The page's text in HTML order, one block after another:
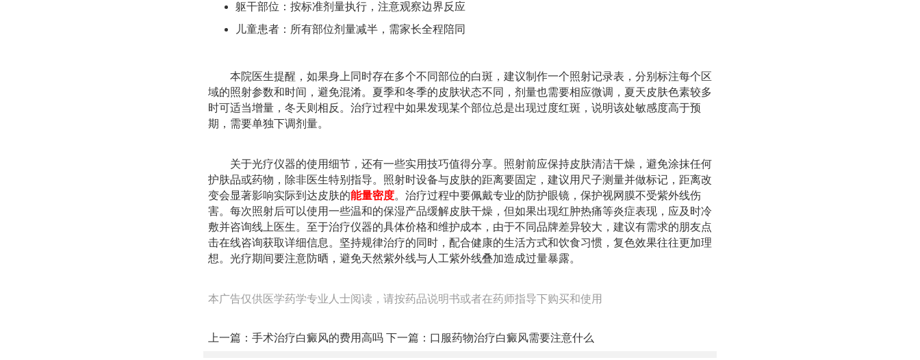
躯干部位：按标准剂量执行，注意观察边界反应
儿童患者：所有部位剂量减半，需家长全程陪同
本院医生提醒，如果身上同时存在多个不同部位的白斑，建议制作一个照射记录表，分别标注每个区
域的照射参数和时间，避免混淆。夏季和冬季的皮肤状态不同，剂量也需要相应微调，夏天皮肤色素较多
时可适当增量，冬天则相反。治疗过程中如果发现某个部位总是出现过度红斑，说明该处敏感度高于预
期，需要单独下调剂量。
关于光疗仪器的使用细节，还有一些实用技巧值得分享。照射前应保持皮肤清洁干燥，避免涂抹任何
护肤品或药物，除非医生特别指导。照射时设备与皮肤的距离要固定，建议用尺子测量并做标记，距离改
变会显著影响实际到达皮肤的能量密度。治疗过程中要佩戴专业的防护眼镜，保护视网膜不受紫外线伤
害。每次照射后可以使用一些温和的保湿产品缓解皮肤干燥，但如果出现红肿热痛等炎症表现，应及时冷
敷并咨询线上医生。至于治疗仪器的具体价格和维护成本，由于不同品牌差异较大，建议有需求的朋友点
击在线咨询获取详细信息。坚持规律治疗的同时，配合健康的生活方式和饮食习惯，复色效果往往更加理
想。光疗期间要注意防晒，避免天然紫外线与人工紫外线叠加造成过量暴露。
本广告仅供医学药学专业人士阅读，请按药品说明书或者在药师指导下购买和使用
上一篇： 手术治疗白癜风的费用高吗 下一篇： 口服药物治疗白癜风需要注意什么